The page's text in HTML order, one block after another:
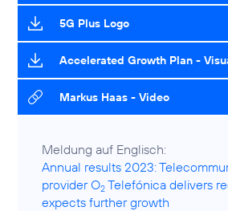
5G Plus Logo
Accelerated Growth Plan -
Markus Haas - Video
Annual results 2023:
provider O2 Telefónica delivers
expects further growth